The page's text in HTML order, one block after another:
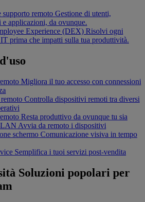
supporto remoto Gestione di utenti,
e applicazioni, da ovunque.
Experience (DEX) Risolvi ogni
prima che impatti sulla tua produttività.
Migliora il tuo accesso con connessioni
Controlla dispositivi remoti tra diversi
Resta produttivo da ovunque tu sia
LAN Avvia da remoto i dispositivi
schermo Comunicazione visiva in tempo
Semplifica i tuoi servizi post-vendita
Soluzioni popolari per